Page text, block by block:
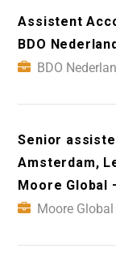
Assistent
BDO
BDO
Senior
Amsterdam,
Moore Global
Moore Global